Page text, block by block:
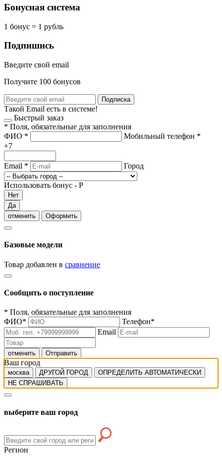
Бонусная система
1 бонус = 1 рубль
Подпишись
Введите свой email
Получите 100 бонусов
Подписка
Такой Email есть в системе!
Быстрый заказ
* Поля, обязательные для заполнения
ФИО * Мобильный телефон *
+7
Email * Город
Использовать бонус - Р
Нет
Да
отменить
Оформить
Базовые модели
Товар добавлен в сравнение
Сообщить о поступление
* Поля, обязательные для заполнения
ФИО* Телефон*
Email
отменить Отправить
Ваш город
москва ДРУГОЙ ГОРОД
ОПРЕДЕЛИТЬ АВТОМАТИЧЕСКИ
НЕ СПРАШИВАТЬ
выберите ваш город
Регион